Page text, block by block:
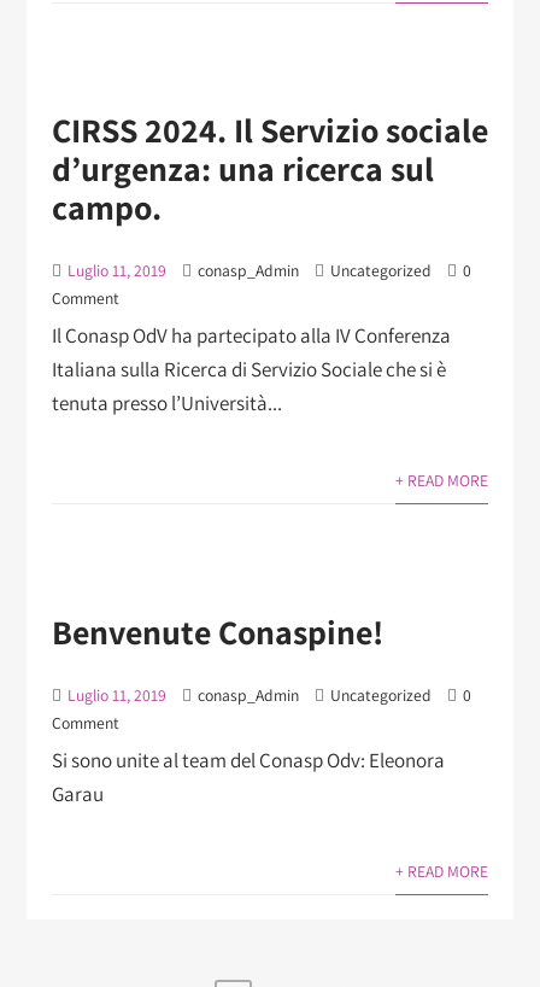
CIRSS 2024. Il Servizio sociale
d’urgenza: una ricerca sul
campo.
Luglio 11, 2019 conasp_Admin Uncategorized
0
Comment
Il Conasp OdV ha partecipato alla IV Conferenza
Italiana sulla Ricerca di Servizio Sociale che si è
tenuta presso l’Università...
+ READ MORE
Benvenute Conaspine!
Luglio 11, 2019 conasp_Admin Uncategorized
0
Comment
Si sono unite al team del Conasp Odv: Eleonora
Garau
+ READ MORE